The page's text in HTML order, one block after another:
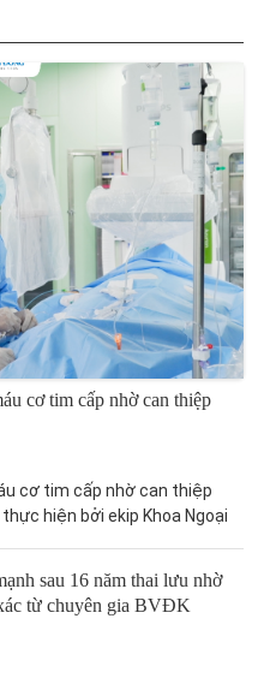
cơ tim cấp nhờ can thiệp
cơ tim cấp nhờ can thiệp
hiện bởi ekip Khoa Ngoại
sau 16 năm thai lưu nhờ
từ chuyên gia BVĐK